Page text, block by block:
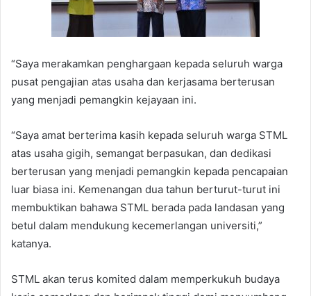
“Saya merakamkan penghargaan kepada seluruh warga
pusat pengajian atas usaha dan kerjasama berterusan
yang menjadi pemangkin kejayaan ini.
“Saya amat berterima kasih kepada seluruh warga STML
atas usaha gigih, semangat berpasukan, dan dedikasi
berterusan yang menjadi pemangkin kepada pencapaian
luar biasa ini. Kemenangan dua tahun berturut-turut ini
membuktikan bahawa STML berada pada landasan yang
betul dalam mendukung kecemerlangan universiti,”
katanya.
STML akan terus komited dalam memperkukuh budaya